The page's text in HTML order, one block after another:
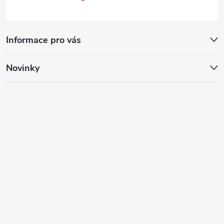
Informace pro vás
Novinky